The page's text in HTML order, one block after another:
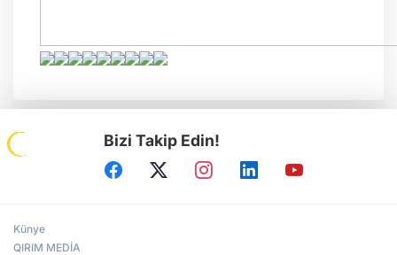
Bizi Takip Edin!
Künye
QIRIM MEDİA